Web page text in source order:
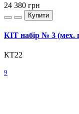
24 380 грн
Купити
КІТ набір № 3 (мех.
КТ22
9